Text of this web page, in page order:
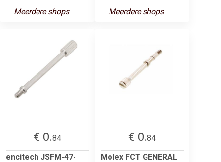
Meerdere shops
Meerdere shops
€ 0.84
encitech JSFM-47-
€ 0.84
Molex FCT GENERAL